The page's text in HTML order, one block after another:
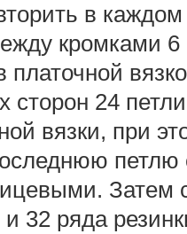
в
кромками
платочной
сторон 24
вязки, при
Затем
и 32 ряда